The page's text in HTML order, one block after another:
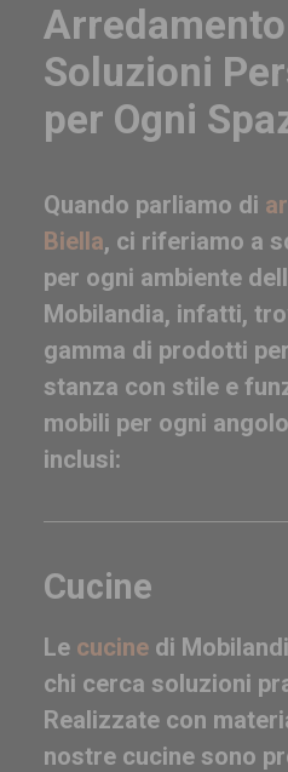
Soluzioni
per Ogni
Quando parliamo di
Biella, ci riferiamo a
per ogni ambiente
Mobilandia, infatti,
gamma di prodotti
stanza con stile e
mobili per ogni
inclusi:
Cucine
Le cucine di
chi cerca soluzioni
Realizzate con
nostre cucine sono